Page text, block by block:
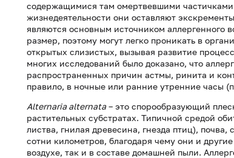
содержащимися там омертвевшими
жизнедеятельности они оставляют
являются основным источником аллергенного
размер, поэтому могут легко проникать в
открытых слизистых, вызывая развитие
многих исследований было доказано, что
распространенных причин астмы, ринита и
правило, в ночные или ранние утренние часы
Alternaria alternata– это спорообразующий
растительных субстратах. Типичной средой
листва, гнилая древесина, гнезда птиц),
сотни километров, благодаря чему они и
воздухе, так и в составе домашней пыли.